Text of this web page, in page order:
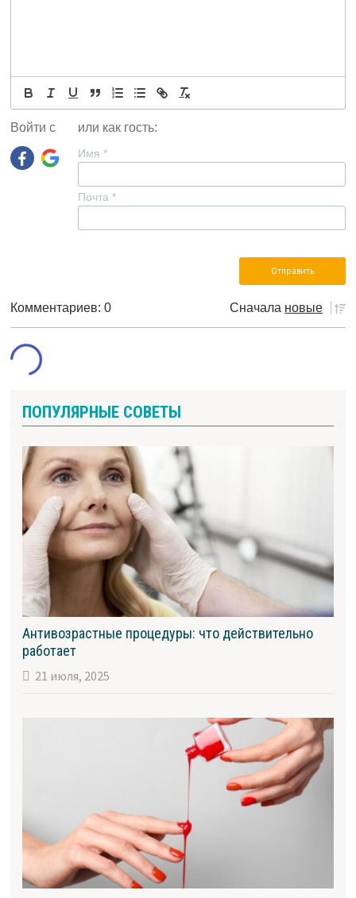
Войти с или как гость:
Имя *
Почта *
Комментариев: 0 Сначала новые
ПОПУЛЯРНЫЕ СОВЕТЫ
Антивозрастные процедуры: что действительно
работает
21 июля, 2025